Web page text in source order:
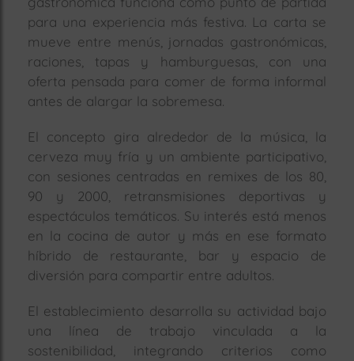
para una experiencia más festiva. La carta se
mueve entre menús, jornadas gastronómicas,
raciones, tapas y hamburguesas, con una
oferta pensada para comer de forma informal
antes de alargar la sobremesa.
El concepto gira alrededor de la música, la
cerveza muy fría y un ambiente participativo,
con sesiones centradas en remixes de los 80,
90 y 2000, retransmisiones deportivas y
espectáculos temáticos. Su interés está menos
en la cocina de autor y más en ese formato
híbrido de restaurante, bar y espacio de
diversión para compartir entre adultos.
El establecimiento desarrolla su actividad bajo
una línea de trabajo vinculada a la
sostenibilidad, integrando criterios como